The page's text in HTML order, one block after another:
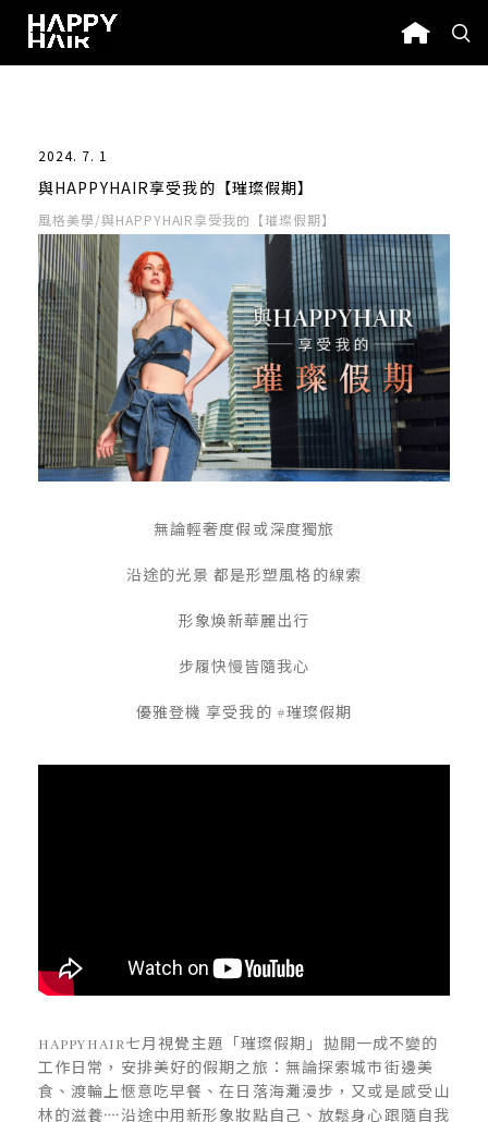
2024. 7. 1
與HAPPYHAIR享受我的【璀璨假期】
風格美學/與HAPPYHAIR享受我的【璀璨假期】
無論輕奢度假或深度獨旅
沿途的光景 都是形塑風格的線索
形象煥新華麗出行
步履快慢皆隨我心
優雅登機 享受我的 #璀璨假期
HAPPYHAIR七月視覺主題「璀璨假期」拋開一成不變的
工作日常，安排美好的假期之旅：無論探索城市街邊美
食、渡輪上愜意吃早餐、在日落海灘漫步，又或是感受山
林的滋養᠁沿途中用新形象妝點自己、放鬆身心跟隨自我